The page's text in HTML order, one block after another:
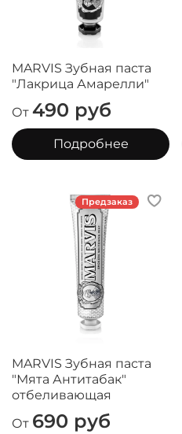
MARVIS Зубная паста
"Лакрица Амарелли"
От 490 руб
Подробнее
Предзаказ
MARVIS Зубная паста
"Мята Антитабак"
отбеливающая
От 690 руб